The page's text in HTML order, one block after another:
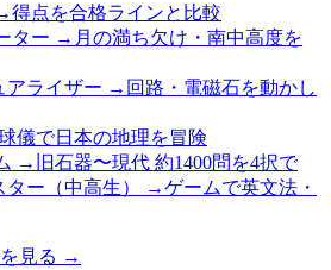
得点を合格ラインと比較
ター → 月の満ち欠け・南中高度を
アライザー → 回路・電磁石を動かし
儀で日本の地理を冒険
→ 旧石器〜現代 約1400問を4択で
ー（中高生）
→ゲームで英文法・
を見る →